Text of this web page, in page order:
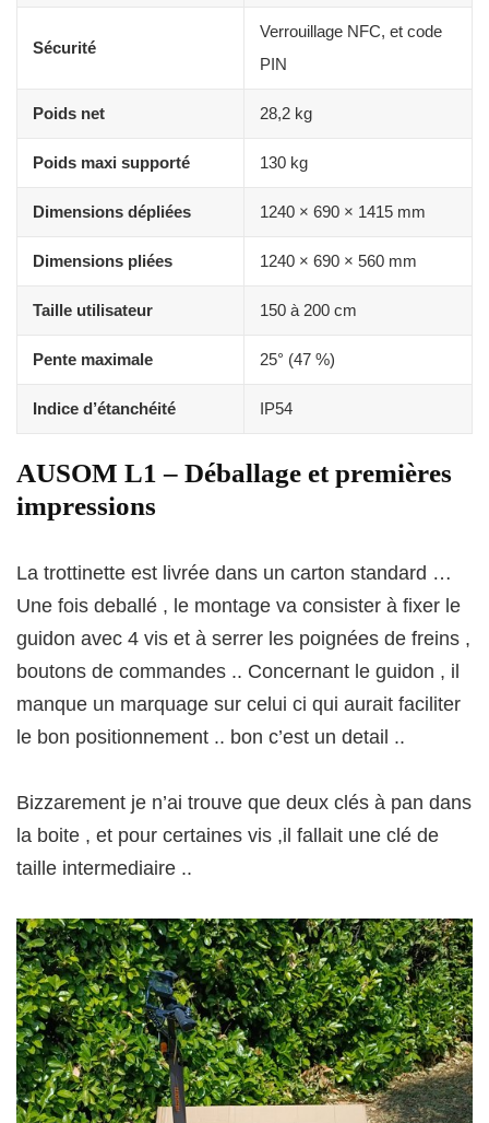
Sécurité
Verrouillage NFC, et code
PIN
Poids net 28,2 kg
Poids maxi supporté 130 kg
Dimensions dépliées 1240 × 690 × 1415 mm
Dimensions pliées 1240 × 690 × 560 mm
Taille utilisateur 150 à 200 cm
Pente maximale 25° (47 %)
Indice d’étanchéité IP54
AUSOM L1 – Déballage et premières
impressions
La trottinette est livrée dans un carton standard …
Une fois deballé , le montage va consister à fixer le
guidon avec 4 vis et à serrer les poignées de freins ,
boutons de commandes .. Concernant le guidon , il
manque un marquage sur celui ci qui aurait faciliter
le bon positionnement .. bon c’est un detail ..
Bizzarement je n’ai trouve que deux clés à pan dans
la boite , et pour certaines vis ,il fallait une clé de
taille intermediaire ..